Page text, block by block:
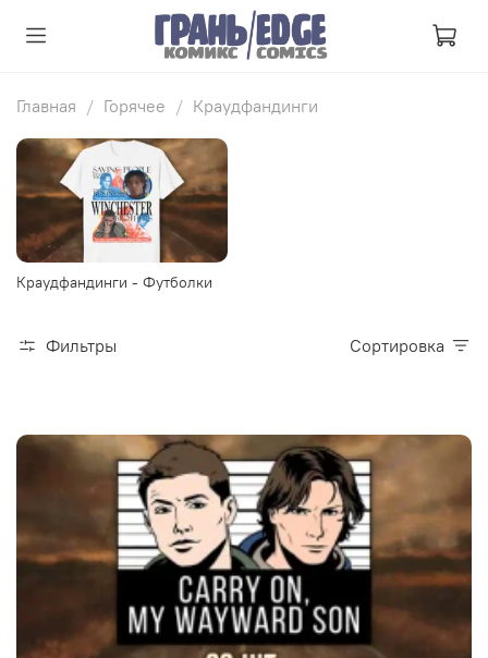
Главная Горячее Краудфандинги
Краудфандинги - Футболки
Фильтры Сортировка